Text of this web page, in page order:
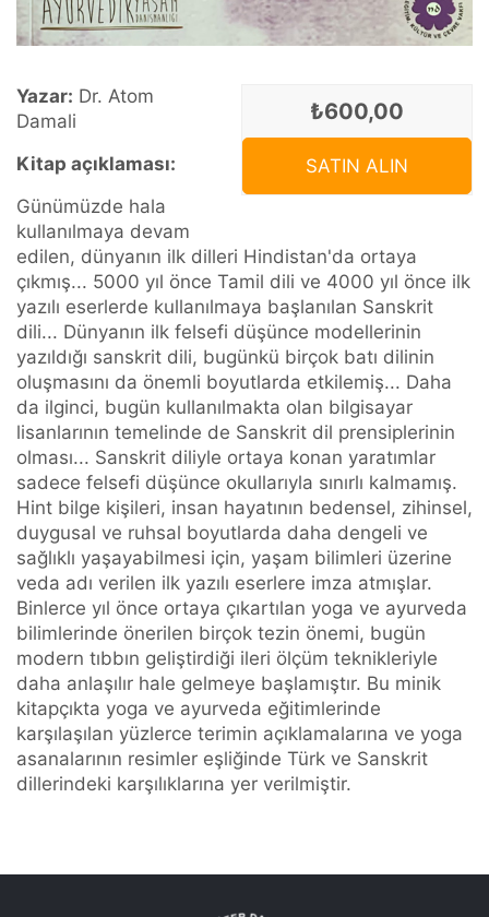
₺600,00
SATIN ALIN
Yazar: Dr. Atom
Damali
Kitap açıklaması:
Günümüzde hala
kullanılmaya devam
edilen, dünyanın ilk dilleri Hindistan'da ortaya
çıkmış... 5000 yıl önce Tamil dili ve 4000 yıl önce ilk
yazılı eserlerde kullanılmaya başlanılan Sanskrit
dili... Dünyanın ilk felsefi düşünce modellerinin
yazıldığı sanskrit dili, bugünkü birçok batı dilinin
oluşmasını da önemli boyutlarda etkilemiş... Daha
da ilginci, bugün kullanılmakta olan bilgisayar
lisanlarının temelinde de Sanskrit dil prensiplerinin
olması... Sanskrit diliyle ortaya konan yaratımlar
sadece felsefi düşünce okullarıyla sınırlı kalmamış.
Hint bilge kişileri, insan hayatının bedensel, zihinsel,
duygusal ve ruhsal boyutlarda daha dengeli ve
sağlıklı yaşayabilmesi için, yaşam bilimleri üzerine
veda adı verilen ilk yazılı eserlere imza atmışlar.
Binlerce yıl önce ortaya çıkartılan yoga ve ayurveda
bilimlerinde önerilen birçok tezin önemi, bugün
modern tıbbın geliştirdiği ileri ölçüm teknikleriyle
daha anlaşılır hale gelmeye başlamıştır. Bu minik
kitapçıkta yoga ve ayurveda eğitimlerinde
karşılaşılan yüzlerce terimin açıklamalarına ve yoga
asanalarının resimler eşliğinde Türk ve Sanskrit
dillerindeki karşılıklarına yer verilmiştir.